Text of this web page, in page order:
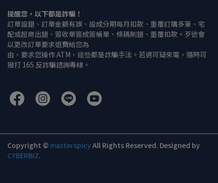
提醒您，以下都是詐騙！
訂單設錯、訂單金額有誤、設成分期每月扣款、重覆訂購多筆、宅
配或超商出錯、簽收單簽成簽帳單、條碼刷錯、重覆扣款。歹徒會
以更改訂單要求退費給您為
由，要求您操作 ATM，這些都是詐騙手法。若遇可疑來電，隨時可
撥打 165 反詐騙諮詢專線。
Copyright © masterspicy All Rights Reserved. Designed by
CYBERBIZ.